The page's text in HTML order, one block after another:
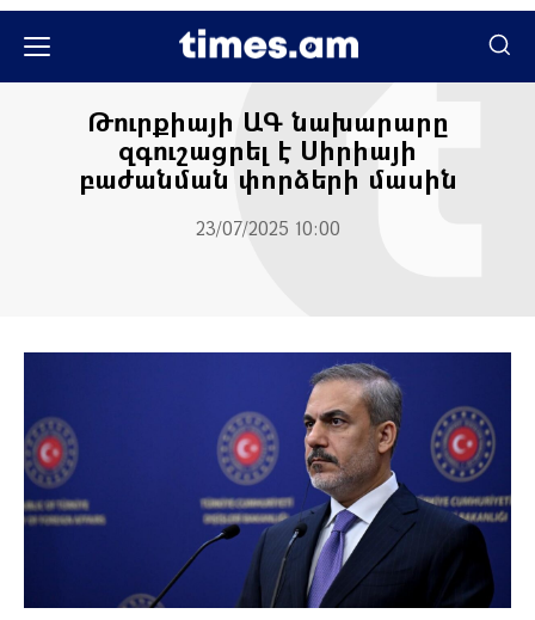
Թուրքիայի ԱԳ նախարարը
զգուշացրել է Սիրիայի
բաժանման փորձերի մասին
23/07/2025 10:00